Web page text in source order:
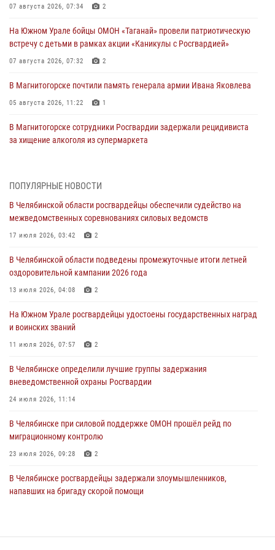
07 августа 2026, 07:34 2
На Южном Урале бойцы ОМОН «Таганай» провели патриотическую
встречу с детьми в рамках акции «Каникулы с Росгвардией»
07 августа 2026, 07:32 2
В Магнитогорске почтили память генерала армии Ивана Яковлева
05 августа 2026, 11:22 1
В Магнитогорске сотрудники Росгвардии задержали рецидивиста
за хищение алкоголя из супермаркета
На Южном Урале спецназ Росгвардии провел военно-полевые
Росгвардейцы задержали трёх магазинных воров в Челябинске
На Южном Урале сотрудники Росгвардии задержали
подозреваемого в совершении убийства
В Челябинской области росгвардейцами по горячим следам
задержан подозреваемый в грабеже
ПОПУЛЯРНЫЕ НОВОСТИ
В Челябинской области росгвардейцы обеспечили судейство на
межведомственных соревнованиях силовых ведомств
17 июля 2026, 03:42 2
В Челябинской области подведены промежуточные итоги летней
оздоровительной кампании 2026 года
13 июля 2026, 04:08 2
На Южном Урале росгвардейцы удостоены государственных наград
и воинских званий
11 июля 2026, 07:57 2
В Челябинске определили лучшие группы задержания
вневедомственной охраны Росгвардии
24 июля 2026, 11:14
В Челябинске при силовой поддержке ОМОН прошёл рейд по
миграционному контролю
23 июля 2026, 09:28 2
В Челябинске росгвардейцы задержали злоумышленников,
напавших на бригаду скорой помощи